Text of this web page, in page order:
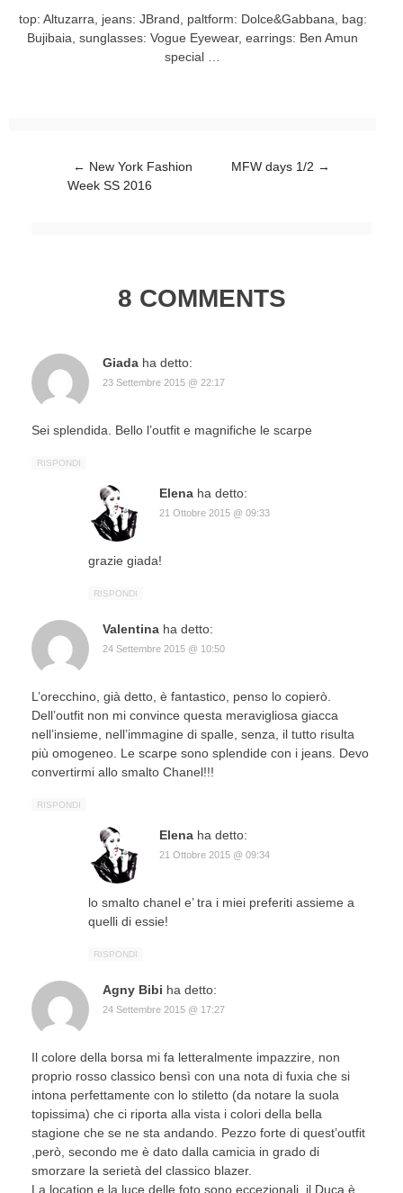
top: Altuzarra, jeans: JBrand, paltform: Dolce&Gabbana, bag:
Bujibaia, sunglasses: Vogue Eyewear, earrings: Ben Amun
special …
Post navigation
← New York Fashion
Week SS 2016
MFW days 1/2 →
8 COMMENTS
Giada ha detto:
23 Settembre 2015 @ 22:17
Sei splendida. Bello l’outfit e magnifiche le scarpe
RISPONDI
Elena ha detto:
21 Ottobre 2015 @ 09:33
grazie giada!
RISPONDI
Valentina ha detto:
24 Settembre 2015 @ 10:50
L’orecchino, già detto, è fantastico, penso lo copierò.
Dell’outfit non mi convince questa meravigliosa giacca
nell’insieme, nell’immagine di spalle, senza, il tutto risulta
più omogeneo. Le scarpe sono splendide con i jeans. Devo
convertirmi allo smalto Chanel!!!
RISPONDI
Elena ha detto:
21 Ottobre 2015 @ 09:34
lo smalto chanel e’ tra i miei preferiti assieme a
quelli di essie!
RISPONDI
Agny Bibi ha detto:
24 Settembre 2015 @ 17:27
Il colore della borsa mi fa letteralmente impazzire, non
proprio rosso classico bensì con una nota di fuxia che si
intona perfettamente con lo stiletto (da notare la suola
topissima) che ci riporta alla vista i colori della bella
stagione che se ne sta andando. Pezzo forte di quest’outfit
,però, secondo me è dato dalla camicia in grado di
smorzare la serietà del classico blazer.
La location e la luce delle foto sono eccezionali, il Duca è